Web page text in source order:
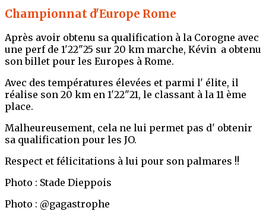
Championnat d'Europe Rome
Après avoir obtenu sa qualification à la Corogne avec
une perf de 1'22"25 sur 20 km marche, Kévin a obtenu
son billet pour les Europes à Rome.
Avec des températures élevées et parmi l' élite, il
réalise son 20 km en 1'22"21, le classant à la 11 ème
place.
Malheureusement, cela ne lui permet pas d' obtenir
sa qualification pour les JO.
Respect et félicitations à lui pour son palmares !!
Photo : Stade Dieppois
Photo : @gagastrophe